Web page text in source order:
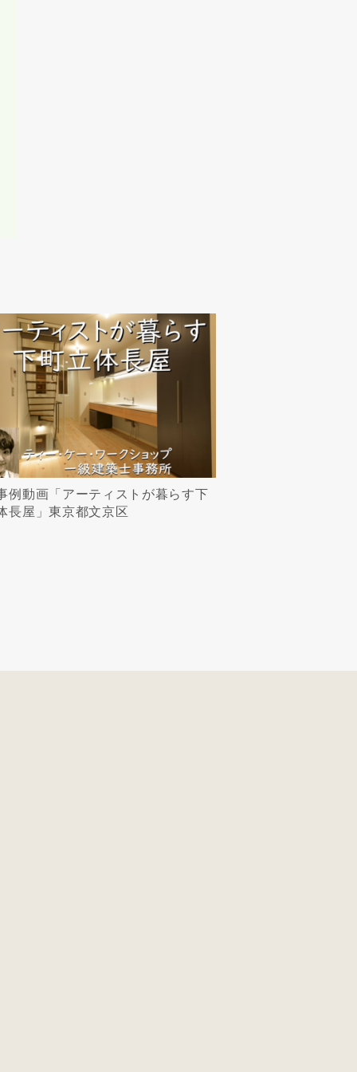
例動画「アーティストが暮らす下
長屋」東京都文京区
当社サービ
不法行為責